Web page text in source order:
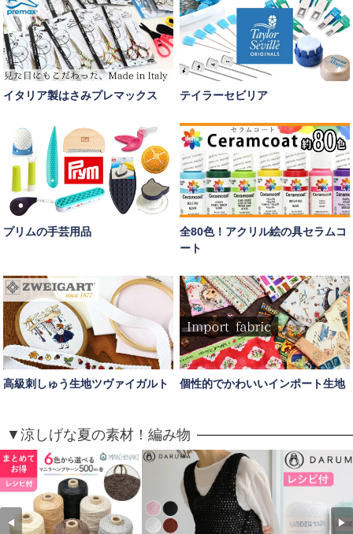
イタリア製はさみプレマックス テイラーセビリア
プリムの手芸用品
全80色！アクリル絵の具セラムコ
ート
高級刺しゅう生地ツヴァイガルト 個性的でかわいいインポート生地
▼涼しげな夏の素材！編み物
◀ ▶